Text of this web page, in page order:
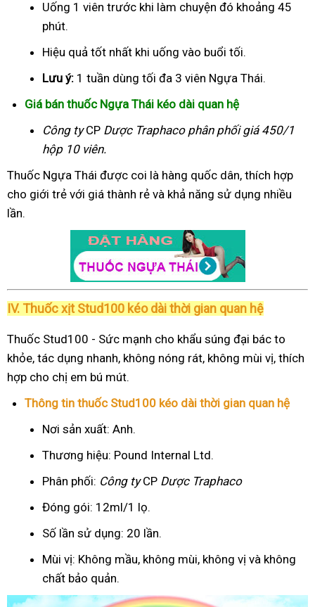
Uống 1 viên trước khi làm chuyện đó khoảng 45
phút.
Hiệu quả tốt nhất khi uống vào buổi tối.
Lưu ý: 1 tuần dùng tối đa 3 viên Ngựa Thái.
Giá bán thuốc Ngựa Thái kéo dài quan hệ
Công tyCP Dược Traphacophân phối giá 450/1
hộp 10 viên.
Thuốc Ngựa Thái được coi là hàng quốc dân, thích hợp
cho giới trẻ với giá thành rẻ và khả năng sử dụng nhiều
lần.
IV. Thuốc xịt Stud100 kéo dài thời gian quan hệ
Thuốc Stud100 - Sức mạnh cho khẩu súng đại bác to
khỏe, tác dụng nhanh, không nóng rát, không mùi vị, thích
hợp cho chị em bú mút.
Thông tin thuốc Stud100 kéo dài thời gian quan hệ
Nơi sản xuất: Anh.
Thương hiệu: Pound Internal Ltd.
Phân phối: Công tyCP Dược Traphaco
Đóng gói: 12ml/1 lọ.
Số lần sử dụng: 20 lần.
Mùi vị: Không mầu, không mùi, không vị và không
chất bảo quản.